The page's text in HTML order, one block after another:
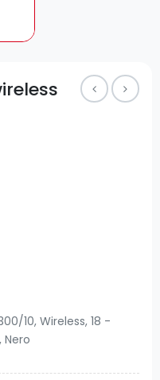
10, Wireless, 18 -
Nero